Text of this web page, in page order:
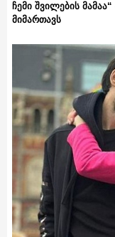
ჩემი შვილების
მიმართავს